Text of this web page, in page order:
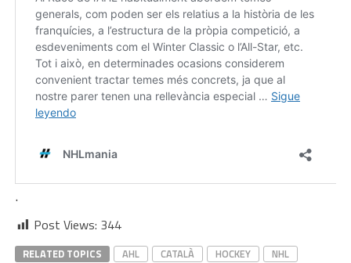
.
Post Views: 344
RELATED TOPICS AHL CATALÀ HOCKEY NHL